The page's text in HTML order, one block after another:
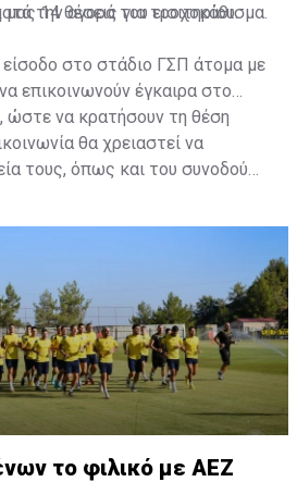
την αγορά του εισιτηρίου.
14 θέσεις για τροχοκάθισμα.
είσοδο στο στάδιο ΓΣΠ άτομα με
επικοινωνούν έγκαιρα στο
να κρατήσουν τη θέση
θα χρειαστεί να
τους, όπως και του συνοδού
το φιλικό με ΑΕΖ